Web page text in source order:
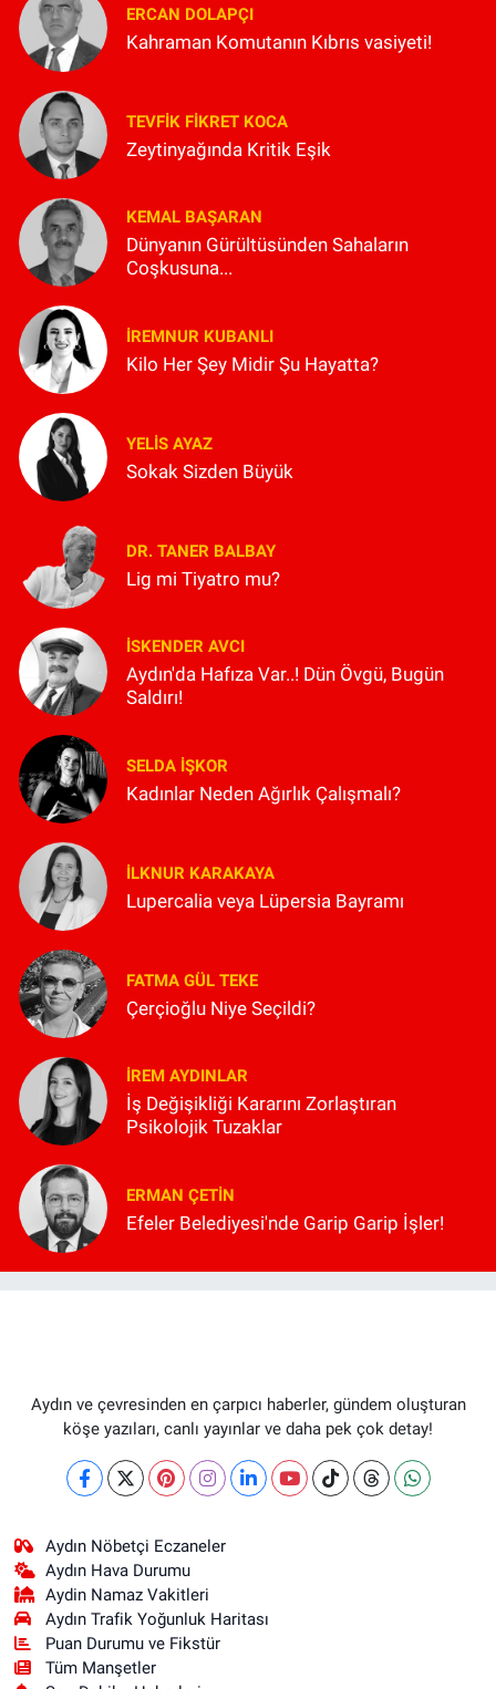
ERCAN DOLAPÇI
Kahraman Komutanın Kıbrıs vasiyeti!
TEVFIK FIKRET KOCA
Zeytinyağında Kritik Eşik
KEMAL BAŞARAN
Dünyanın Gürültüsünden Sahaların
Coşkusuna...
İREMNUR KUBANLI
Kilo Her Şey Midir Şu Hayatta?
YELIS AYAZ
Sokak Sizden Büyük
DR. TANER BALBAY
Lig mi Tiyatro mu?
İSKENDER AVCI
Aydın'da Hafıza Var..! Dün Övgü, Bugün
Saldırı!
SELDA İŞKOR
Kadınlar Neden Ağırlık Çalışmalı?
İLKNUR KARAKAYA
Lupercalia veya Lüpersia Bayramı
FATMA GÜL TEKE
Çerçioğlu Niye Seçildi?
İREM AYDINLAR
İş Değişikliği Kararını Zorlaştıran
Psikolojik Tuzaklar
ERMAN ÇETIN
Efeler Belediyesi'nde Garip Garip İşler!
Aydın ve çevresinden en çarpıcı haberler, gündem oluşturan
köşe yazıları, canlı yayınlar ve daha pek çok detay!
Aydın Nöbetçi Eczaneler
Aydın Hava Durumu
Aydin Namaz Vakitleri
Aydın Trafik Yoğunluk Haritası
Puan Durumu ve Fikstür
Tüm Manşetler